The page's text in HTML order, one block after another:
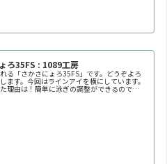
ろ35FS : 1089工房
る「さかさにょろ35FS」です。どうぞよろ
ます。今回はラインアイを横にしています。
理由は！簡単に泳ぎの調整ができるので
みの泳ぎ方に調整してください。※何回も曲